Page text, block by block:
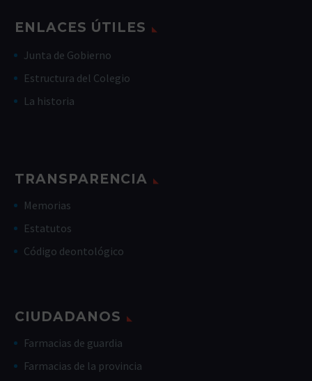
ENLACES ÚTILES
Junta de Gobierno
Estructura del Colegio
La historia
TRANSPARENCIA
Memorias
Estatutos
Código deontológico
CIUDADANOS
Farmacias de guardia
Farmacias de la provincia